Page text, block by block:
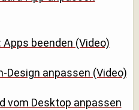
beenden (Video)
Design anpassen (Video)
vom Desktop anpassen